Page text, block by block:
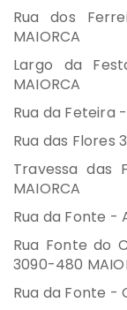
Rua dos
MAIORCA
Largo da
MAIORCA
Rua da Feteira
Rua das Flores
Travessa das
MAIORCA
Rua da Fonte -
Rua Fonte do
3090-480
Rua da Fonte -